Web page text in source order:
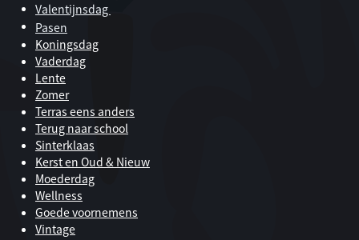
Valentijnsdag
Pasen
Koningsdag
Vaderdag
Lente
Zomer
Terras eens anders
Terug naar school
Sinterklaas
Kerst en Oud & Nieuw
Moederdag
Wellness
Goede voornemens
Vintage